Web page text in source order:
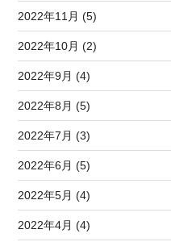
2022年11月 (5)
2022年10月 (2)
2022年9月 (4)
2022年8月 (5)
2022年7月 (3)
2022年6月 (5)
2022年5月 (4)
2022年4月 (4)